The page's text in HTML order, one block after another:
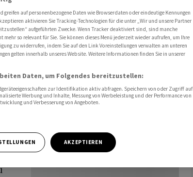
greifen auf personenbezogene Daten wie Browserdaten oder eindeutige Kennungen
aktivieren Sie Tracking-Technologien für die unter „Wir und unsere Partner
aufgeführten Zwecke. Wenn Tracker deaktiviert sind, sind manche
mehr so relevant für Sie. Sie können dieses Menü jederzeit wieder aufrufen, um Ihre
zu widerrufen, indem Sie auf den Link Voreinstellungen verwalten am unteren
gelten innerhalb unseres Website. Weitere Informationen finden Sie in unserer
Daten, um Folgendes bereitzustellen:
zur Identifikation aktiv abfragen. Speichern von oder Zugriff auf
Werbung und Inhalte, Messung von Werbeleistung und der Performance von
und Verbesserung von Angeboten.
AKZEPTIEREN